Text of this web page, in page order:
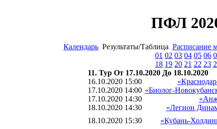
ПФЛ
Календарь Результаты/Таблица Расписание
01 02 03 04 05 06
18 19 20 21 22 23
11. Тур От 17.10.2020 До 18.10.2020
16.10.2020 15:00
17.10.2020 14:00 «Биолог-
17.10.2020 14:30
18.10.2020 14:30
«Легион
18.10.2020 15:30
«Кубань-